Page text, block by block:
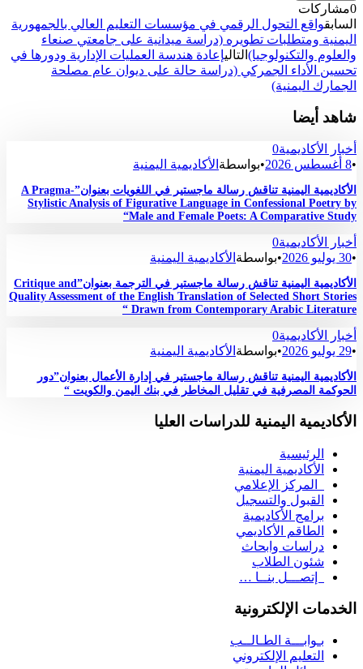
0مشاركات
السابقواقع التحول الرقمي في مؤسسات التعليم العالي بالجمهورية
اليمنية ومتطلبات تطويره (دراسة ميدانية على جامعتي صنعاء
والعلوم والتكنولوجيا) التاليإعادة هندسة العمليات الإدارية ودورها في
تحسين الأداء الجمركي (دراسة حالة على ديوان عام مصلحة
الجمارك اليمنية)
شاهد أيضا
أخبار الأكاديمية0
•8 أغسطس 2026 •بواسطة الأكاديمية اليمنية
الأكاديمية اليمنية تناقش رسالة ماجستير في اللغويات بعنوان”A Pragma-
Stylistic Analysis of Figurative Language in Confessional Poetry by
Male and Female Poets: A Comparative Study“
أخبار الأكاديمية0
•30 يوليو 2026 •بواسطة الأكاديمية اليمنية
الأكاديمية اليمنية تناقش رسالة ماجستير في الترجمة بعنوان”Critique and
Quality Assessment of the English Translation of Selected Short Stories
Drawn from Contemporary Arabic Literature “
أخبار الأكاديمية0
•29 يوليو 2026 •بواسطة الأكاديمية اليمنية
الأكاديمية اليمنية تناقش رسالة ماجستير في إدارة الأعمال بعنوان”دور
الحوكمة المصرفية في تقليل المخاطر في بنك اليمن والكويت “
الأكاديمية اليمنية للدراسات العليا
الرئيسية
الأكاديمية اليمنية
المركز الإعلامي
القبول والتسجيل
برامج الأكاديمية
الطاقم الأكاديمي
دراسات وابحاث
شئون الطلاب
إتصـــل بنــا …
الخدمات الإلكترونية
بـوابـــة الطـالــب
التعليم الإلكتروني